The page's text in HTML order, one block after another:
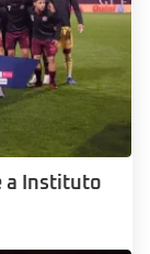
a Instituto